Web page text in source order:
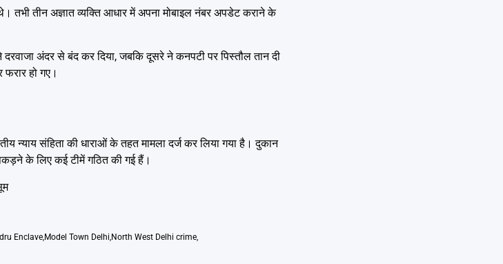
तभी तीन अज्ञात व्यक्ति आधार में अपना मोबाइल नंबर अपडेट कराने के
अंदर से बंद कर दिया, जबकि दूसरे ने कनपटी पर पिस्तौल तान दी
हो गए।
न्याय संहिता की धाराओं के तहत मामला दर्ज कर लिया गया है। दुकान
के लिए कई टीमें गठित की गई हैं।
Enclave,Model Town Delhi,North West Delhi crime,